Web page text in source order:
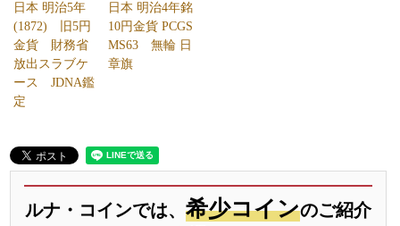
日本 明治5年
(1872) 旧5円
金貨 財務省
放出スラブケ
ース JDNA鑑
定
日本 明治4年銘
10円金貨 PCGS
MS63 無輪 日
章旗
ルナ・コインでは、 希少コインのご紹介